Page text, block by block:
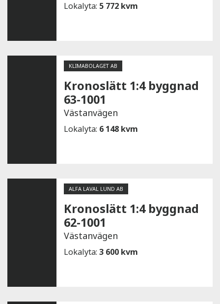
Lokalyta: 5 772 kvm
KLIMABOLAGET AB
Kronoslätt 1:4 byggnad
63-1001
Västanvägen
Lokalyta: 6 148 kvm
ALFA LAVAL LUND AB
Kronoslätt 1:4 byggnad
62-1001
Västanvägen
Lokalyta: 3 600 kvm